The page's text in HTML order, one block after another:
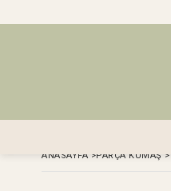
ANASAYFA >PARÇA KUMAŞ >